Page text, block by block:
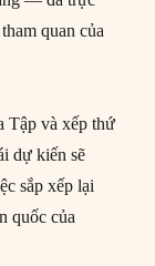
quan của
Tập và xếp thứ
dự kiến sẽ
sắp xếp lại
quốc của